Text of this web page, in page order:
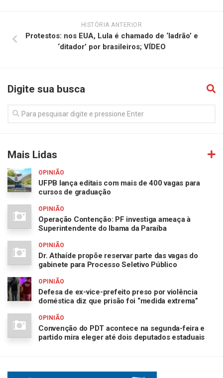
HISTÓRIA ANTERIOR
Protestos: nos EUA, Lula é chamado de ‘ladrão’ e
‘ditador’ por brasileiros; VÍDEO
Digite sua busca
Mais Lidas
OPINIÃO
UFPB lança editais com mais de 400 vagas para
cursos de graduação
OPINIÃO
Operação Contenção: PF investiga ameaça à
Superintendente do Ibama da Paraíba
OPINIÃO
Dr. Athaíde propõe reservar parte das vagas do
gabinete para Processo Seletivo Público
OPINIÃO
Defesa de ex-vice-prefeito preso por violência
doméstica diz que prisão foi “medida extrema”
OPINIÃO
Convenção do PDT acontece na segunda-feira e
partido mira eleger até dois deputados estaduais